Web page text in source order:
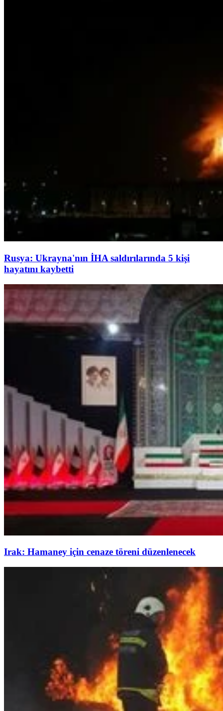
Rusya: Ukrayna'nın İHA saldırılarında 5 kişi
hayatını kaybetti
Irak: Hamaney için cenaze töreni düzenlenecek